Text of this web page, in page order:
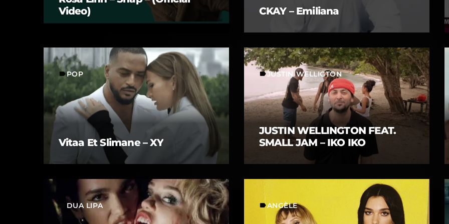
Video)
CKAY – Emiliana
labelPOP
Vitaa Et Slimane – XY
labelJUSTIN WELLIGTON
JUSTIN WELLINGTON FEAT.
SMALL JAM – IKO IKO
DUA LIPA labelANGÈLE